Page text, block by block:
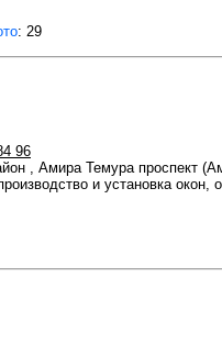
: 29
96
, Амира Темура проспект
и установка